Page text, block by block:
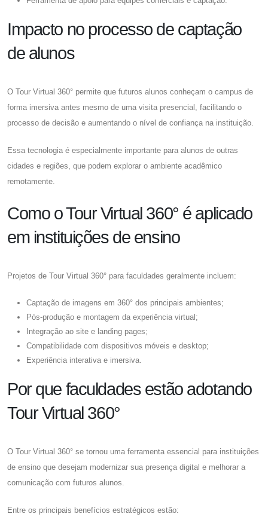
Impacto no processo de captação
de alunos
O Tour Virtual 360° permite que futuros alunos conheçam o campus de
forma imersiva antes mesmo de uma visita presencial, facilitando o
processo de decisão e aumentando o nível de confiança na instituição.
Essa tecnologia é especialmente importante para alunos de outras
cidades e regiões, que podem explorar o ambiente acadêmico
remotamente.
Como o Tour Virtual 360° é aplicado
em instituições de ensino
Projetos de Tour Virtual 360° para faculdades geralmente incluem:
Captação de imagens em 360° dos principais ambientes;
Pós-produção e montagem da experiência virtual;
Integração ao site e landing pages;
Compatibilidade com dispositivos móveis e desktop;
Experiência interativa e imersiva.
Por que faculdades estão adotando
Tour Virtual 360°
O Tour Virtual 360° se tornou uma ferramenta essencial para instituições
de ensino que desejam modernizar sua presença digital e melhorar a
comunicação com futuros alunos.
Entre os principais benefícios estratégicos estão: